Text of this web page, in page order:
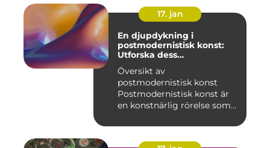
17. jan
En djupdykning i
postmodernistisk konst:
Utforska dess
mångfasetterade natur
Översikt av
postmodernistisk konst
Postmodernistisk konst är
en konstnärlig rörelse som